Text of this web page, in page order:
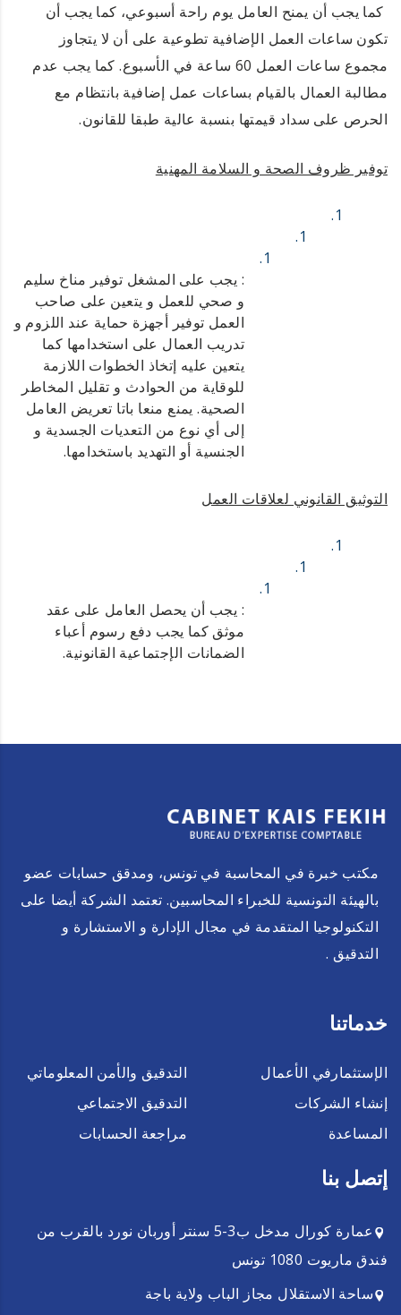
كما يجب أن يمنح العامل يوم راحة أسبوعي، كما يجب أن
تكون ساعات العمل الإضافية تطوعية على أن لا يتجاوز
مجموع ساعات العمل 60 ساعة في الأسبوع. كما يجب عدم
مطالبة العمال بالقيام بساعات عمل إضافية بانتظام مع
الحرص على سداد قيمتها بنسبة عالية طبقا للقانون.
توفير ظروف الصحة و السلامة المهنية
: يجب على المشغل توفير مناخ سليم
و صحي للعمل و يتعين على صاحب
العمل توفير أجهزة حماية عند اللزوم و
تدريب العمال على استخدامها كما
يتعين عليه إتخاذ الخطوات اللازمة
للوقاية من الحوادث و تقليل المخاطر
الصحية. يمنع منعا باتا تعريض العامل
إلى أي نوع من التعديات الجسدية و
الجنسية أو التهديد باستخدامها.
التوثيق القانوني لعلاقات العمل
: يجب أن يحصل العامل على عقد
موثق كما يجب دفع رسوم أعباء
الضمانات الإجتماعية القانونية.
مكتب خبرة في المحاسبة في تونس، ومدقق حسابات عضو
بالهيئة التونسية للخبراء المحاسبين. تعتمد الشركة أيضا على
التكنولوجيا المتقدمة في مجال الإدارة و الاستشارة و
التدقيق .
خدماتنا
التدقيق والأمن المعلوماتي
التدقيق الاجتماعي
مراجعة الحسابات
الإستثمارفي الأعمال
إنشاء الشركات
المساعدة
إتصل بنا
عمارة كورال مدخل ب3-5 سنتر أوربان نورد بالقرب من
فندق ماريوت 1080 تونس
ساحة الاستقلال مجاز الباب ولاية باجة